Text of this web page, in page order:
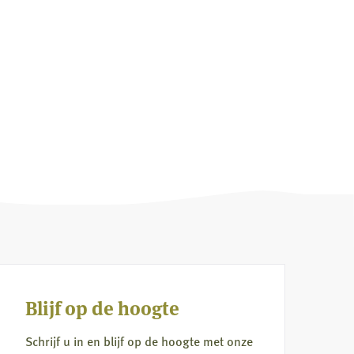
Blijf op de hoogte
Schrijf u in en blijf op de hoogte met onze